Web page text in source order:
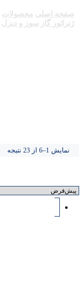
صفحه اصلی محصولات
ژنراتور گاز سوز و دیزل
نمایش 1–6 از 23 نتیجه